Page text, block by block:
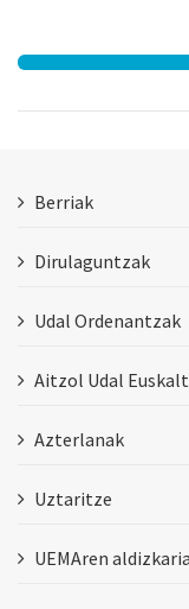
Berriak
Dirulaguntzak
Udal Ordenantzak
Aitzol Udal
Azterlanak
Uztaritze
UEMAren aldizkaria